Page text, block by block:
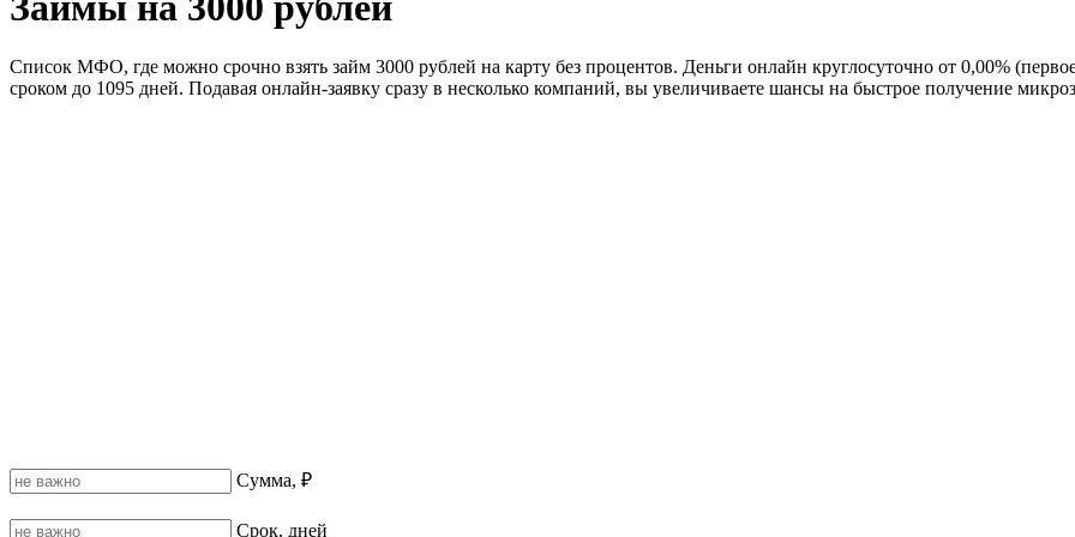
Список МФО, где можно срочно взять займ 3000 рублей на карту без процентов. Деньги онлайн круглосуточно от 0,00%
сроком до 1095 дней. Подавая онлайн-заявку сразу в несколько компаний, вы увеличиваете шансы на быстрое получение
Сумма, ₽
Срок, дней